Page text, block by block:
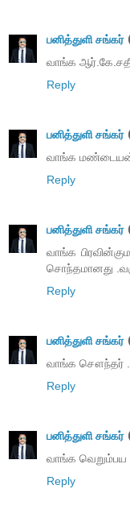
பனித்துளி சங்கர்
வாங்க
Reply
பனித்துளி சங்கர்
வாங்க மண்டையன்
Reply
பனித்துளி சங்கர்
வாங்க
சொந்தமானது
Reply
பனித்துளி சங்கர்
வாங்க சௌந்தர்
Reply
பனித்துளி சங்கர்
வாங்க வெறும்பய
Reply